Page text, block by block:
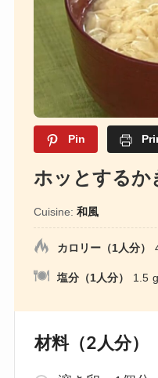
Pin
ホッとするか
Cuisine: 和風
カロリー（1人分）
塩分（1人分） 1.5 g
材料（2人分）